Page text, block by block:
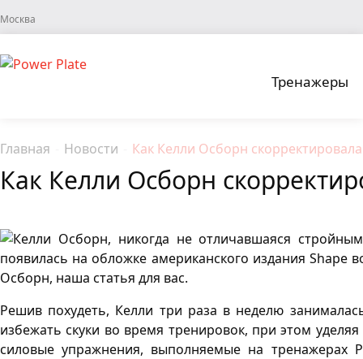
Москва
Тренажеры
Главная Новости Как Келли Осборн скорректировала
Как Келли Осборн
Келли Осборн, никогда не отличавшаяся
появилась на обложке американского издания Shape
Осборн, наша статья для вас.
Решив похудеть, Келли три раза в неделю
избежать скуки во время тренировок, при этом
силовые упражнения, выполняемые на тренажерах